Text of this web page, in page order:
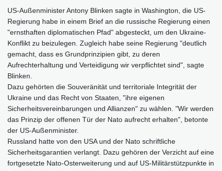
US-Außenminister Antony Blinken sagte in Washington, die US-
Regierung habe in einem Brief an die russische Regierung einen
"ernsthaften diplomatischen Pfad" abgesteckt, um den Ukraine-
Konflikt zu beizulegen. Zugleich habe seine Regierung "deutlich
gemacht, dass es Grundprinzipien gibt, zu deren
Aufrechterhaltung und Verteidigung wir verpflichtet sind", sagte
Blinken.
Dazu gehörten die Souveränität und territoriale Integrität der
Ukraine und das Recht von Staaten, "ihre eigenen
Sicherheitsvereinbarungen und Allianzen" zu wählen. "Wir werden
das Prinzip der offenen Tür der Nato aufrecht erhalten", betonte
der US-Außenminister.
Russland hatte von den USA und der Nato schriftliche
Sicherheitsgarantien verlangt. Dazu gehören der Verzicht auf eine
fortgesetzte Nato-Osterweiterung und auf US-Militärstützpunkte in